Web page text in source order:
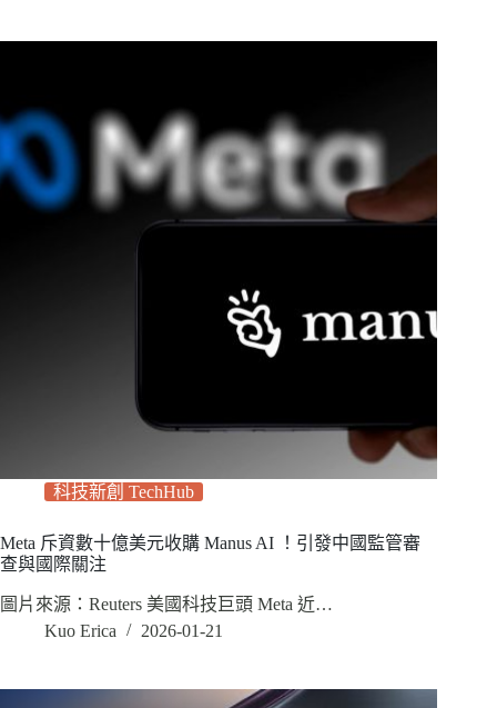
科技新創 TechHub
Meta 斥資數十億美元收購 Manus AI ！引發中國監管審
查與國際關注
圖片來源：Reuters 美國科技巨頭 Meta 近…
Kuo Erica
2026-01-21